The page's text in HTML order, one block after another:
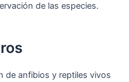
de las especies.
de anfibios y reptiles vivos